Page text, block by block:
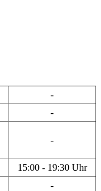
-
-
-
15:00 - 19:30 Uhr
-